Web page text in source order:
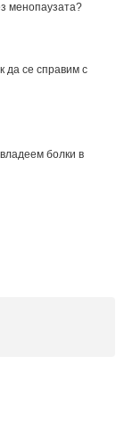
менопаузата?
да се справим с
болки в